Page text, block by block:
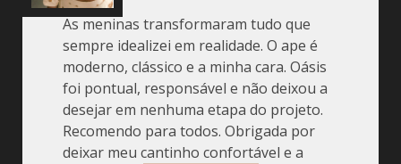
As meninas transformaram tudo que
sempre idealizei em realidade. O ape é
moderno, clássico e a minha cara. Oásis
foi pontual, responsável e não deixou a
desejar em nenhuma etapa do projeto.
Recomendo para todos. Obrigada por
deixar meu cantinho confortável e a